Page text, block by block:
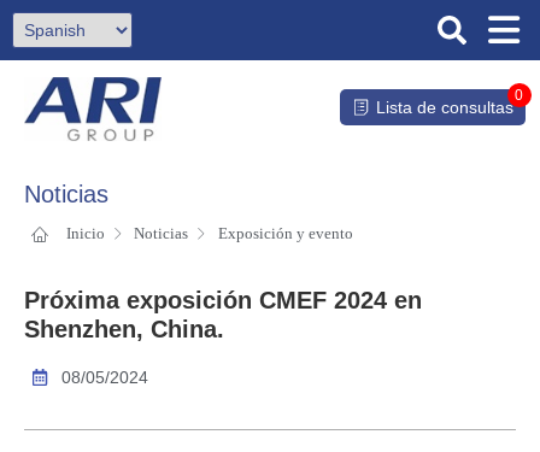
Lista de consultas
0
Noticias
Inicio Noticias Exposición y evento
Próxima exposición CMEF 2024 en
Shenzhen, China.
08/05/2024